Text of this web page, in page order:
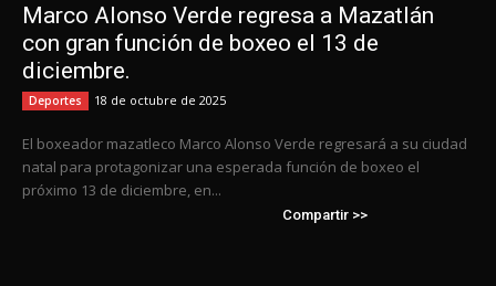
Marco Alonso Verde regresa a Mazatlán
con gran función de boxeo el 13 de
diciembre.
Deportes 18 de octubre de 2025
El boxeador mazatleco Marco Alonso Verde regresará a su ciudad
natal para protagonizar una esperada función de boxeo el
próximo 13 de diciembre, en...
Compartir >>